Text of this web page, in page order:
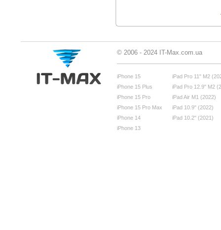
© 2006 - 2024 IT-Max.com.ua
iPhone 15
iPhone 15 Plus
iPhone 15 Pro
iPhone 15 Pro Max
iPhone 14
iPhone 13
iPad Pro 11" M2
iPad Pro 12.9" M2
iPad Air M1 (2022)
iPad 10.9" (2022)
iPad 10.2" (2021)